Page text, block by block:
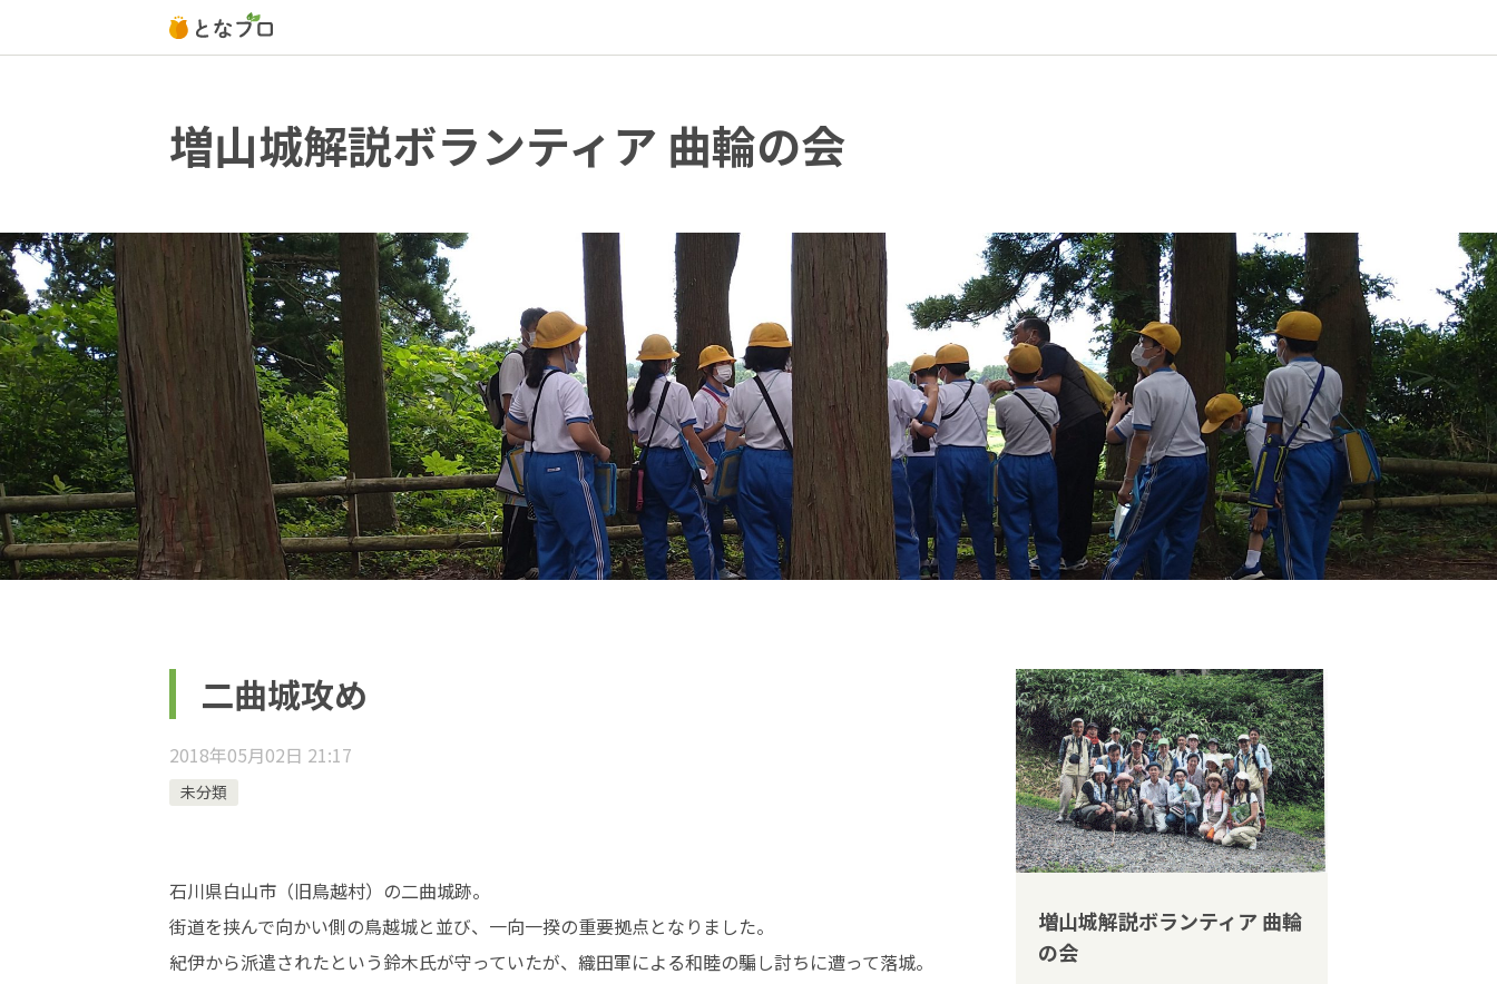
増山城解説ボランティア 曲輪の会
二曲城攻め
2018年05月02日 21:17
未分類
石川県白山市（旧鳥越村）の二曲城跡。
街道を挟んで向かい側の鳥越城と並び、一向一揆の重要拠点となりました。
紀伊から派遣されたという鈴木氏が守っていたが、織田軍による和睦の騙し討ちに遭って落城。
増山城解説ボランティア 曲輪
の会